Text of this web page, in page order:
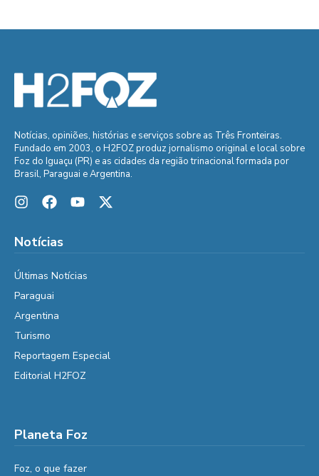
Notícias, opiniões, histórias e serviços sobre as Três Fronteiras.
Fundado em 2003, o H2FOZ produz jornalismo original e local sobre
Foz do Iguaçu (PR) e as cidades da região trinacional formada por
Brasil, Paraguai e Argentina.
Notícias
Últimas Notícias
Paraguai
Argentina
Turismo
Reportagem Especial
Editorial H2FOZ
Planeta Foz
Foz, o que fazer